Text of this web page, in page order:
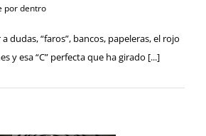
por dentro
dudas, “faros”, bancos, papeleras, el rojo
y esa “C” perfecta que ha girado [...]